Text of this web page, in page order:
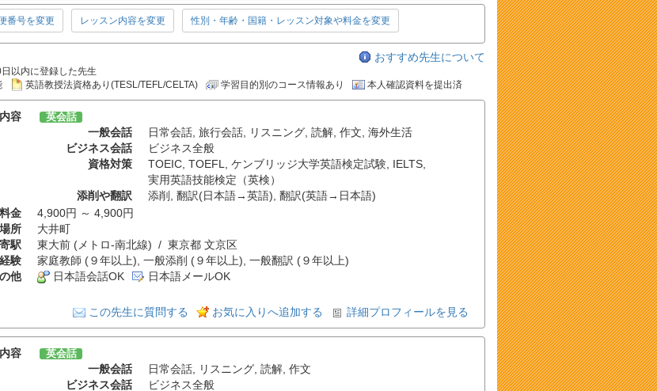
番号を変更 レッスン内容を変更 性別・年齢・国籍・レッスン対象や料金を変更
おすすめ先生について
以内に登録した先生
英語教授法資格あり(TESL/TEFL/CELTA) 学習目的別のコース情報あり 本人確認資料を提出済
容 英会話
一般会話 日常会話, 旅行会話, リスニング, 読解, 作文 海外生活
ビジネス会話
ビジネス全般
資格対策
TOEIC, TOEFL ケンブリッジ大学英語検定試験, IELTS,
実用英語技能検定（英検）
添削や翻訳
添削 翻訳(日本語→英語) 翻訳(英語→日本語)
金
4,900円 ～ 4,900円
所
大井町
駅
東大前 (メトロ-南北線) / 東京都 文京区
験
家庭教師 (９年以上), 一般添削 (９年以上), 一般翻訳 (９年以上)
他
日本語会話OK 日本語メールOK
この先生に質問する お気に入りへ追加する 詳細プロフィールを見る
容 英会話
一般会話 日常会話, リスニング, 読解, 作文
ビジネス会話
ビジネス全般